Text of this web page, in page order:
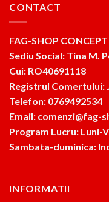
CONTACT
FAG-SHOP
Sediu Social: Tina M.
Cui: RO40691118
Registrul Comertului:
Telefon: 0769492534
Email: comenzi@fag-
Program Lucru: Luni-
Sambata-duminica:
INFORMATII